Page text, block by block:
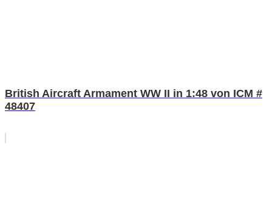
British Aircraft Armament WW II in 1:48 von ICM #
48407